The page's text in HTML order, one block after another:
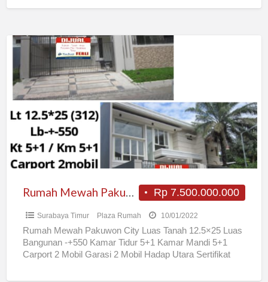
Rumah
Pakuwon
City
Rp 7.500.000.000
Rumah Mewah Pakuwon City
Surabaya Timur Plaza Rumah 10/01/2022
Rumah Mewah Pakuwon City Luas Tanah 12.5×25 Luas
Bangunan -+550 Kamar Tidur 5+1 Kamar Mandi 5+1
Carport 2 Mobil Garasi 2 Mobil Hadap Utara Sertifikat